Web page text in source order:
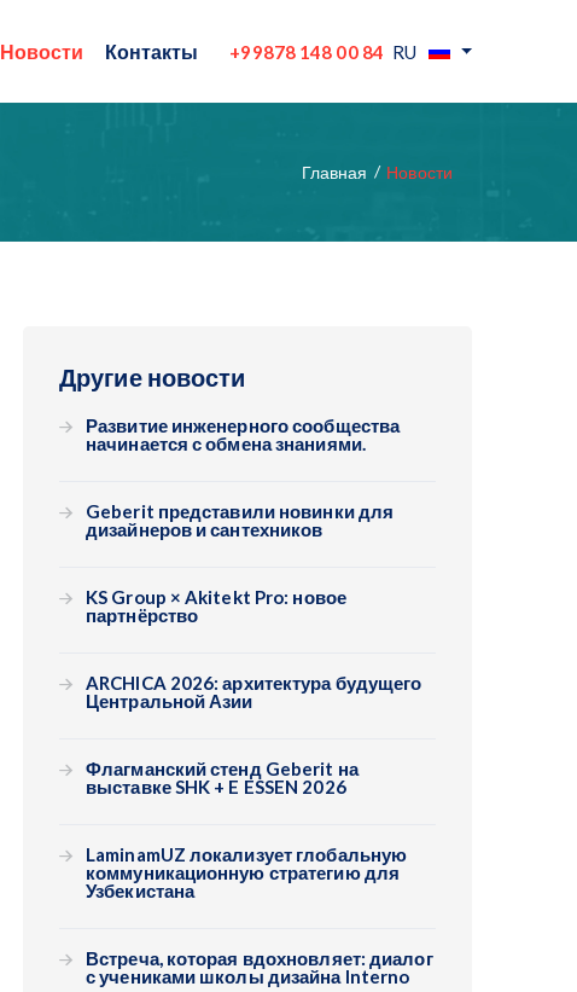
Новости Контакты +99878 148 00 84 RU
Главная Новости
Другие новости
Развитие инженерного сообщества
начинается с обмена знаниями.
Geberit представили новинки для
дизайнеров и сантехников
KS Group × Akitekt Pro: новое
партнёрство
ARCHICA 2026: архитектура будущего
Центральной Азии
Флагманский стенд Geberit на
выставке SHK + E ESSEN 2026
LaminamUZ локализует глобальную
коммуникационную стратегию для
Узбекистана
Встреча, которая вдохновляет: диалог
с учениками школы дизайна Interno